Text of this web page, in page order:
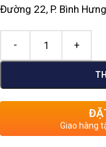
Đường 22, P. Bình
Giao hàng